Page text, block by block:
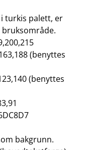
turkis palett, er
(benyttes
(benyttes
bakgrunn.